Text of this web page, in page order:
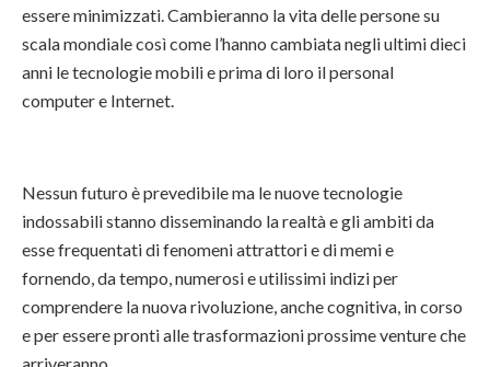
essere minimizzati. Cambieranno la vita delle persone su
scala mondiale così come l’hanno cambiata negli ultimi dieci
anni le tecnologie mobili e prima di loro il personal
computer e Internet.
Nessun futuro è prevedibile ma le nuove tecnologie
indossabili stanno disseminando la realtà e gli ambiti da
esse frequentati di fenomeni attrattori e di memi e
fornendo, da tempo, numerosi e utilissimi indizi per
comprendere la nuova rivoluzione, anche cognitiva, in corso
e per essere pronti alle trasformazioni prossime venture che